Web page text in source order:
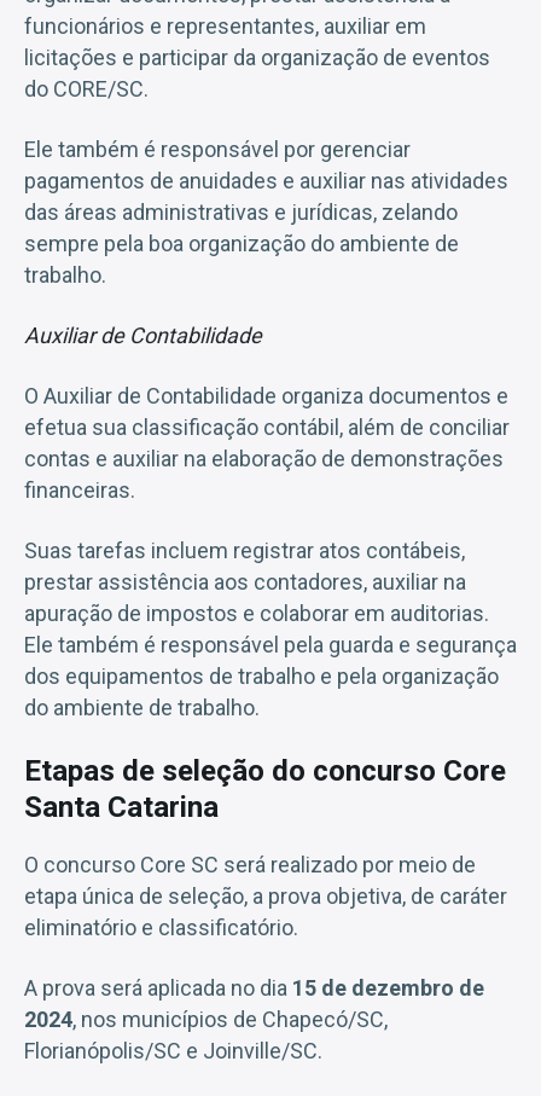
funcionários e representantes, auxiliar em
licitações e participar da organização de eventos
do CORE/SC.
Ele também é responsável por gerenciar
pagamentos de anuidades e auxiliar nas atividades
das áreas administrativas e jurídicas, zelando
sempre pela boa organização do ambiente de
trabalho.
Auxiliar de Contabilidade
O Auxiliar de Contabilidade organiza documentos e
efetua sua classificação contábil, além de conciliar
contas e auxiliar na elaboração de demonstrações
financeiras.
Suas tarefas incluem registrar atos contábeis,
prestar assistência aos contadores, auxiliar na
apuração de impostos e colaborar em auditorias.
Ele também é responsável pela guarda e segurança
dos equipamentos de trabalho e pela organização
do ambiente de trabalho.
Etapas de seleção do concurso Core
Santa Catarina
O concurso Core SC será realizado por meio de
etapa única de seleção, a prova objetiva, de caráter
eliminatório e classificatório.
A prova será aplicada no dia 15 de dezembro de
2024, nos municípios de Chapecó/SC,
Florianópolis/SC e Joinville/SC.